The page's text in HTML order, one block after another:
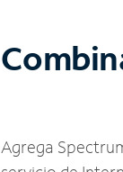
Agrega